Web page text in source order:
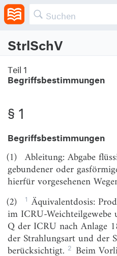
StrlSchV
Verordnung zum Schutz vor der
Teil 1
Begriffsbestimmungen
§ 1
Begriffsbestimmungen
Teil 2
Strahlenschutz bei
Kapitel 1
Rechtfertigung von
§ 2
Nicht gerechtfertigte
Teil 1
Begriffsbestimmungen
§ 1
Begriffsbestimmungen
(1) Ableitung: Abgabe
gebundener oder
hierfür vorgesehenen
(2)
1 Äquivalentdosis:
im ICRU-
Q der ICRU nach Anlage
der Strahlungsart und der
berücksichtigt. 2 Beim